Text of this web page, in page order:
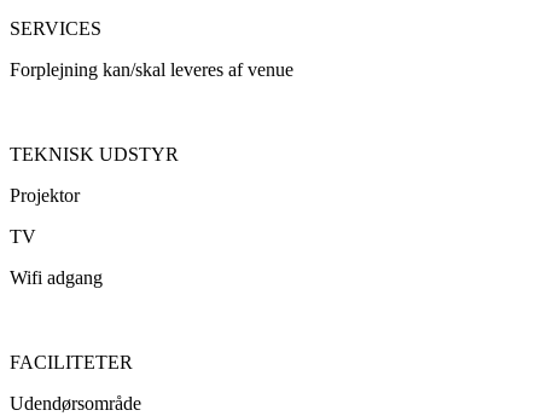
SERVICES
Forplejning kan/skal leveres af venue
TEKNISK UDSTYR
Projektor
TV
Wifi adgang
FACILITETER
Udendørsområde